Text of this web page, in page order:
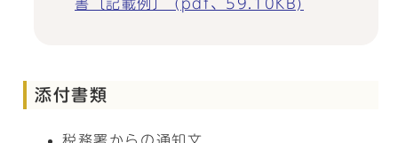
書〔記載例〕 (pdf、59.10KB)
添付書類